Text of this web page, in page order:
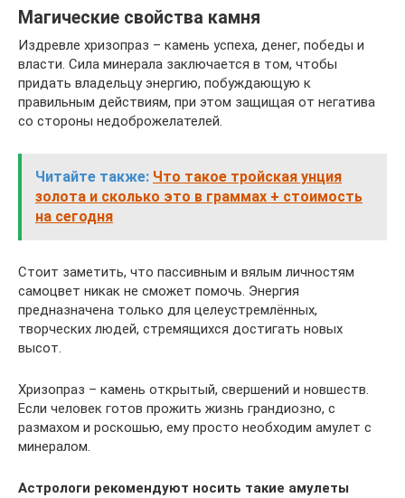
Магические свойства камня
Издревле хризопраз – камень успеха, денег, победы и
власти. Сила минерала заключается в том, чтобы
придать владельцу энергию, побуждающую к
правильным действиям, при этом защищая от негатива
со стороны недоброжелателей.
Читайте также: Что такое тройская унция
золота и сколько это в граммах + стоимость
на сегодня
Стоит заметить, что пассивным и вялым личностям
самоцвет никак не сможет помочь. Энергия
предназначена только для целеустремлённых,
творческих людей, стремящихся достигать новых
высот.
Хризопраз – камень открытый, свершений и новшеств.
Если человек готов прожить жизнь грандиозно, с
размахом и роскошью, ему просто необходим амулет с
минералом.
Астрологи рекомендуют носить такие амулеты